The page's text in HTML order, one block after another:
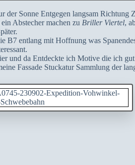
der Sonne Entgegen langsam Richtung
Abstecher machen zu Briller Viertel,
B7 entlang mit Hoffnung was
und da Entdeckte ich Motive die ich
Fassade Stuckatur Sammlung der